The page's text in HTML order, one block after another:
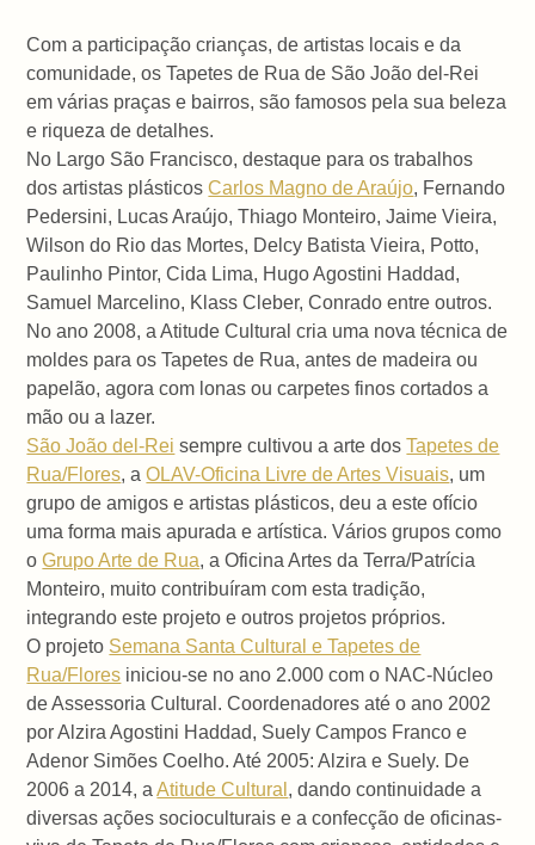
Com a participação crianças, de artistas locais e da
comunidade, os Tapetes de Rua de São João del-Rei
em várias praças e bairros, são famosos pela sua beleza
e riqueza de detalhes.
No Largo São Francisco, destaque para os trabalhos
dos artistas plásticosCarlos Magno de Araújo, Fernando
Pedersini, Lucas Araújo, Thiago Monteiro, Jaime Vieira,
Wilson do Rio das Mortes, Delcy Batista Vieira, Potto,
Paulinho Pintor, Cida Lima, Hugo Agostini Haddad,
Samuel Marcelino, Klass Cleber, Conrado entre outros.
No ano 2008, a Atitude Cultural cria uma nova técnica de
moldes para os Tapetes de Rua, antes de madeira ou
papelão, agora com lonas ou carpetes finos cortados a
mão ou a lazer.
São João del-Rei sempre cultivou a arte dosTapetes de
Rua/Flores, aOLAV-Oficina Livre de Artes Visuais, um
grupo de amigos e artistas plásticos, deu a este ofício
uma forma mais apurada e artística. Vários grupos como
oGrupo Arte de Rua, a Oficina Artes da Terra/Patrícia
Monteiro, muito contribuíram com esta tradição,
integrando este projeto e outros projetos próprios.
O projeto Semana Santa Cultural e Tapetes de
Rua/Flores iniciou-se no ano 2.000 com o NAC-Núcleo
de Assessoria Cultural. Coordenadores até o ano 2002
por Alzira Agostini Haddad, Suely Campos Franco e
Adenor Simões Coelho. Até 2005: Alzira e Suely. De
2006 a 2014, aAtitude Cultural , dando continuidade a
diversas ações socioculturais e a confecção de oficinas-